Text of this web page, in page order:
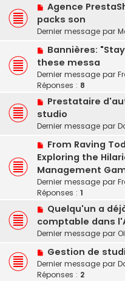
Agence
packs son
Dernier message par
Bannières:
these messa
Dernier message par
Réponses : 8
Prestataire
studio
Dernier message par
From Raving
Exploring the
Management
Dernier message par
Réponses : 1
Quelqu'un a
comptable dans
Dernier message par
Gestion de
Dernier message par
Réponses : 2